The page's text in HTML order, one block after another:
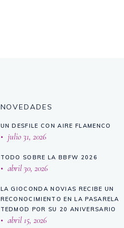
NOVEDADES
UN DESFILE CON AIRE FLAMENCO
julio 31, 2026
TODO SOBRE LA BBFW 2026
abril 30, 2026
LA GIOCONDA NOVIAS RECIBE UN
RECONOCIMIENTO EN LA PASARELA
TEDMOD POR SU 20 ANIVERSARIO
abril 15, 2026